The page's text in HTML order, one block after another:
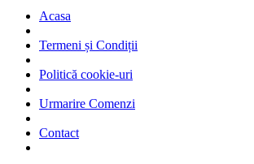
Acasa
Termeni și Condiții
Politică cookie-uri
Urmarire Comenzi
Contact